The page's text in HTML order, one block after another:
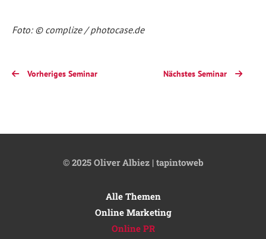
Content,
Suchmaschinenoptimierung
strategischen
Foto: © complize / photocase.de
Vorheriges Seminar Nächstes Seminar
© 2025 Oliver Albiez | tapintoweb
Alle Themen
Online Marketing
Online PR